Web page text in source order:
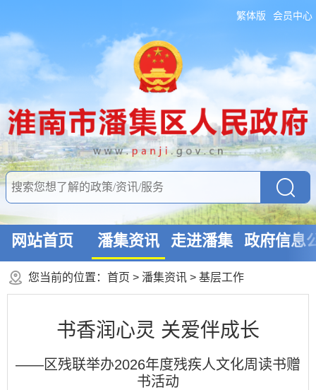
繁体版 会员中心
网站首页 潘集资讯 走进潘集 政府信息
您当前的位置： 首页 > 潘集资讯 > 基层工作
书香润心灵 关爱伴成长
——区残联举办2026年度残疾人文化周读书赠
书活动